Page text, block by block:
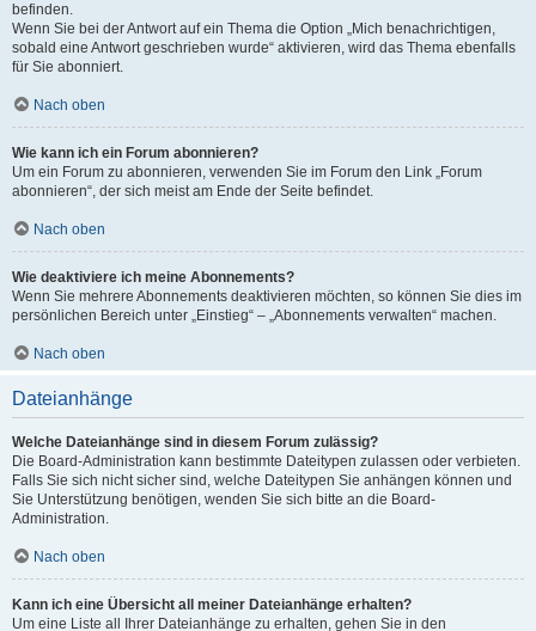
befinden.
Wenn Sie bei der Antwort auf ein Thema die Option „Mich benachrichtigen,
sobald eine Antwort geschrieben wurde“ aktivieren, wird das Thema ebenfalls
für Sie abonniert.
Nach oben
Wie kann ich ein Forum abonnieren?
Um ein Forum zu abonnieren, verwenden Sie im Forum den Link „Forum
abonnieren“, der sich meist am Ende der Seite befindet.
Nach oben
Wie deaktiviere ich meine Abonnements?
Wenn Sie mehrere Abonnements deaktivieren möchten, so können Sie dies im
persönlichen Bereich unter „Einstieg“ – „Abonnements verwalten“ machen.
Nach oben
Dateianhänge
Welche Dateianhänge sind in diesem Forum zulässig?
Die Board-Administration kann bestimmte Dateitypen zulassen oder verbieten.
Falls Sie sich nicht sicher sind, welche Dateitypen Sie anhängen können und
Sie Unterstützung benötigen, wenden Sie sich bitte an die Board-
Administration.
Nach oben
Kann ich eine Übersicht all meiner Dateianhänge erhalten?
Um eine Liste all Ihrer Dateianhänge zu erhalten, gehen Sie in den